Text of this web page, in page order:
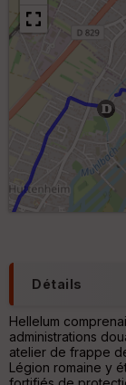
Détails
Hellelum
administrations
atelier de frappe
Légion romaine y